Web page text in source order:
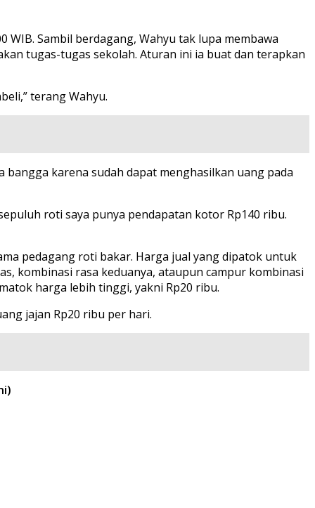
Sambil berdagang, Wahyu tak lupa membawa
tugas-tugas sekolah. Aturan ini ia buat dan terapkan
terang Wahyu.
karena sudah dapat menghasilkan uang pada
roti saya punya pendapatan kotor Rp140 ribu.
pedagang roti bakar. Harga jual yang dipatok untuk
kombinasi rasa keduanya, ataupun campur kombinasi
harga lebih tinggi, yakni Rp20 ribu.
jajan Rp20 ribu per hari.